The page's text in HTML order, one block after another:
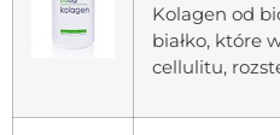
Kolagen od
białko, które
cellulitu,